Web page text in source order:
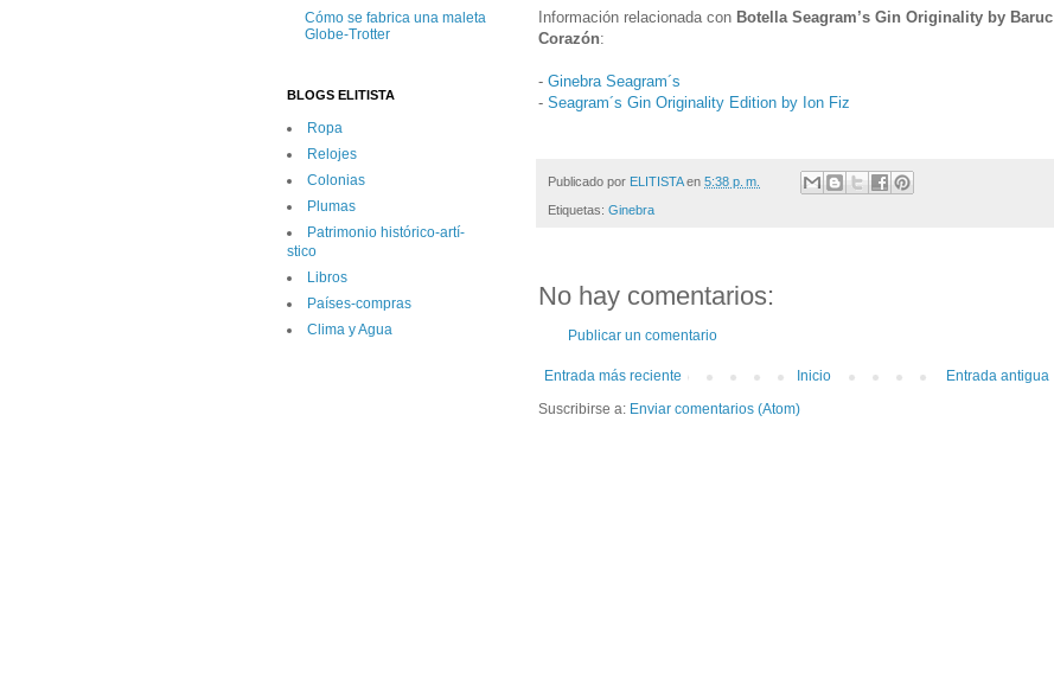
Información relacionada con Botella Seagram’s Gin Originality by Baruc
Corazón:
- Ginebra Seagram´s
- Seagram´s Gin Originality Edition by Ion Fiz
Publicado por ELITISTA en 5:38 p. m.
Etiquetas: Ginebra
No hay comentarios:
Publicar un comentario
Entrada más reciente Entrada antigua
Inicio
Suscribirse a: Enviar comentarios (Atom)
Cómo se fabrica una maleta
Globe-Trotter
BLOGS ELITISTA
Ropa
Relojes
Colonias
Plumas
Patrimonio histórico-artí­
stico
Libros
Paí­ses-compras
Clima y Agua